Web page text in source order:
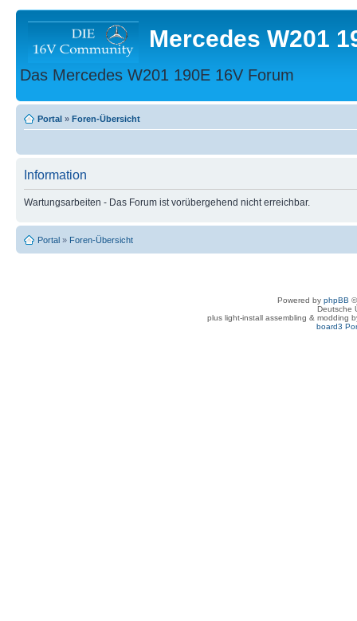
Mercedes W201
Das Mercedes W201 190E 16V Forum
Portal » Foren-Übersicht
Information
Wartungsarbeiten - Das Forum ist vorübergehend nicht erreichbar.
Portal » Foren-Übersicht
Powered by phpBB
Deutsche
plus light-install assembling & modding
board3